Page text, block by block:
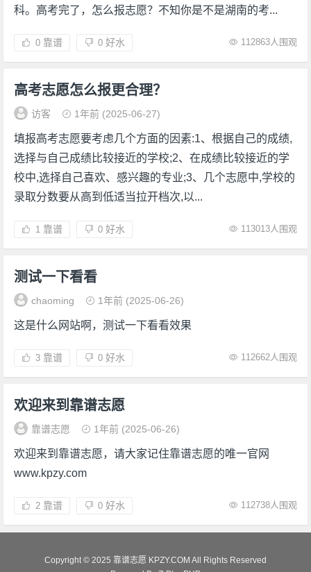
科。高考完了，怎么报志愿？不知你是不是湖南的考...
0 靠谱 0 好水 112863人围观
高考志愿怎么报更合理？
访客 1年前 (2025-06-27)
填报高考志愿要考虑几个方面的因素:1、根据自己的成绩,
选择与自己成绩比较接近的学校;2、在成绩比较接近的学
校中,选择自己喜欢、感兴趣的专业;3、几个志愿中,学校的
录取分数要从高到低适当拉开档次,以...
1 靠谱 0 好水 113013人围观
测试一下看看
chaoming 1年前 (2025-06-26)
这是什么网站啊，测试一下看看效果
3 靠谱 0 好水 112662人围观
欢迎来到靠谱志愿
靠谱志愿 1年前 (2025-06-26)
欢迎来到靠谱志愿，请大家记住靠谱志愿的唯一官网
www.kpzy.com
2 靠谱 0 好水 112738人围观
Copyright © 2025 靠谱志愿 KPZY.COM All Rights Reserved